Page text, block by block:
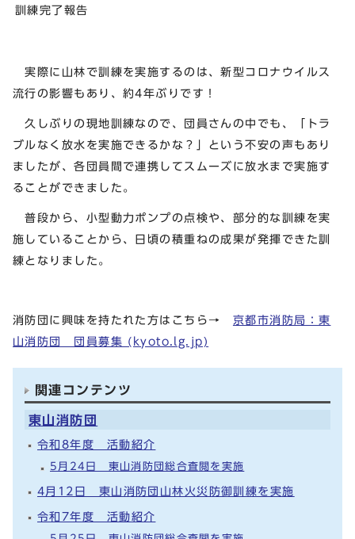
訓練完了報告
実際に山林で訓練を実施するのは、新型コロナウイルス
流行の影響もあり、約4年ぶりです！
久しぶりの現地訓練なので、団員さんの中でも、「トラ
ブルなく放水を実施できるかな？」という不安の声もあり
ましたが、各団員間で連携してスムーズに放水まで実施す
ることができました。
普段から、小型動力ポンプの点検や、部分的な訓練を実
施していることから、日頃の積重ねの成果が発揮できた訓
練となりました。
消防団に興味を持たれた方はこちら→ 京都市消防局：東
山消防団 団員募集 (kyoto.lg.jp)
関連コンテンツ
東山消防団
令和8年度 活動紹介
5月24日 東山消防団総合査閲を実施
4月12日 東山消防団山林火災防御訓練を実施
令和7年度 活動紹介